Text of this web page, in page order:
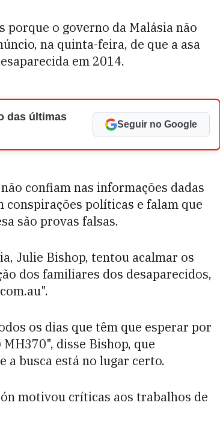
o governo da Malásia não
na quinta-feira, de que a asa
em 2014.
das últimas
Seguir no Google
confiam nas informações dadas
conspirações políticas e falam que
são provas falsas.
Julie Bishop, tentou acalmar os
dos familiares dos desaparecidos,
os dias que têm que esperar por
disse Bishop, que
a busca está no lugar certo.
motivou críticas aos trabalhos de